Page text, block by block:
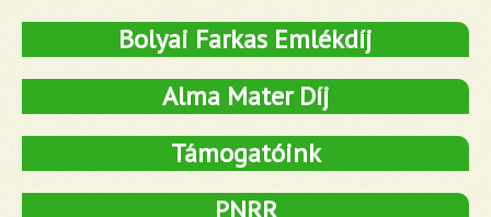
Bolyai Farkas Emlékdíj
Alma Mater Díj
Támogatóink
PNRR